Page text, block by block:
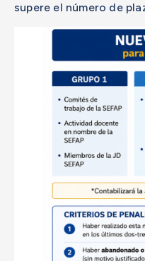
supere el número de